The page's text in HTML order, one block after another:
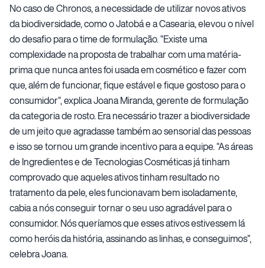
No caso de Chronos, a necessidade de utilizar novos ativos
da biodiversidade, como o Jatobá e a Casearia, elevou o nível
do desafio para o time de formulação. “Existe uma
complexidade na proposta de trabalhar com uma matéria-
prima que nunca antes foi usada em cosmético e fazer com
que, além de funcionar, fique estável e fique gostoso para o
consumidor”, explica Joana Miranda, gerente de formulação
da categoria de rosto. Era necessário trazer a biodiversidade
de um jeito que agradasse também ao sensorial das pessoas
e isso se tornou um grande incentivo para a equipe. “As áreas
de Ingredientes e de Tecnologias Cosméticas já tinham
comprovado que aqueles ativos tinham resultado no
tratamento da pele, eles funcionavam bem isoladamente,
cabia a nós conseguir tornar o seu uso agradável para o
consumidor. Nós queríamos que esses ativos estivessem lá
como heróis da história, assinando as linhas, e conseguimos”,
celebra Joana.